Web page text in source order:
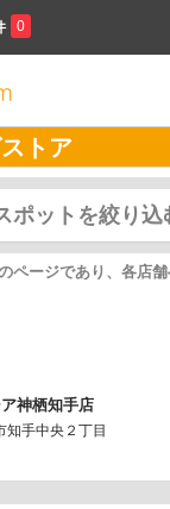
0
トア
ポットを絞り込
ページであり、各店
神栖知手店
知手中央２丁目